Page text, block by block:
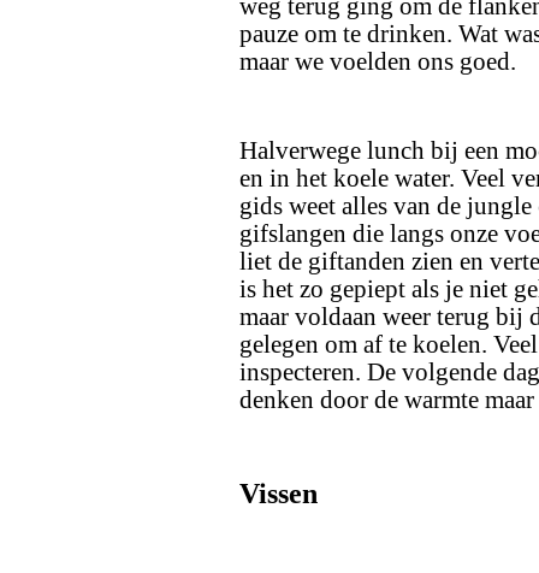
weg terug ging om de
pauze om te drinken. Wat
maar we voelden ons goed.
Halverwege lunch bij een
en in het koele water. Veel
gids weet alles van de
gifslangen die langs onze
liet de giftanden zien en
is het zo gepiept als je niet
maar voldaan weer terug bij
gelegen om af te koelen.
inspecteren. De volgende
denken door de warmte
Vissen